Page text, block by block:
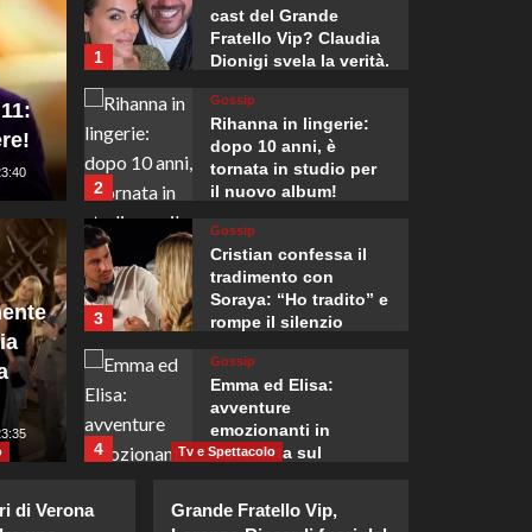
l’Italia presenta
il rigetto della
parte civile del
1
cast del Grande
Fratello Vip? Claudia
Dionigi svela la verità.
2
Gossip
Rihanna in lingerie:
dopo 10 anni, è
tornata in studio per
il nuovo album!
3
Gossip
Cristian confessa il
tradimento con
Soraya: “Ho tradito” e
rompe il silenzio
4
Gossip
Emma ed Elisa:
avventure
emozionanti in
motoslitta sul
Riccardo Guarnieri
di Verona
Tv e Spettacolo
Grande Fratello Vip,